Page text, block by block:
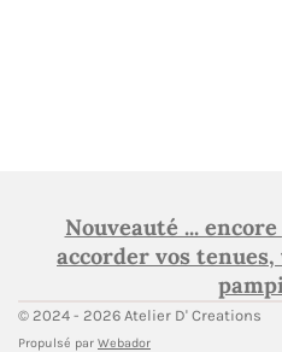
Nouveauté ...
accorder vos tenues,
© 2024 - 2026 Atelier D' Creations
Propulsé par Webador